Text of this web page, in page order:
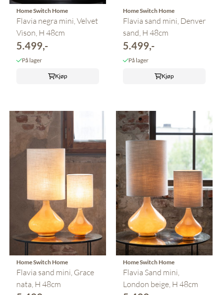
Home Switch Home
Flavia negra mini, Velvet
Vison, H 48cm
5.499,-
På lager
Kjøp
Home Switch Home
Flavia sand mini, Denver
sand, H 48cm
5.499,-
På lager
Kjøp
Home Switch Home
Flavia sand mini, Grace
nata, H 48cm
Home Switch Home
Flavia Sand mini,
London beige, H 48cm